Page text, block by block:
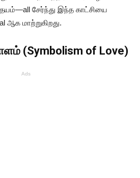
சேர்ந்து இந்த காட்சியை
ஆக மாற்றுகிறது.
(Symbolism of Love)
Ads